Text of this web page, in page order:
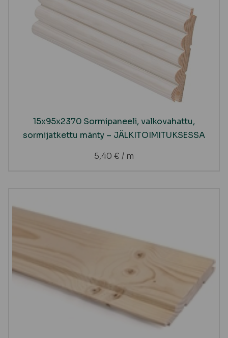
15x95x2370 Sormipaneeli, valkovahattu,
sormijatkettu mänty – JÄLKITOIMITUKSESSA
5,40 € / m